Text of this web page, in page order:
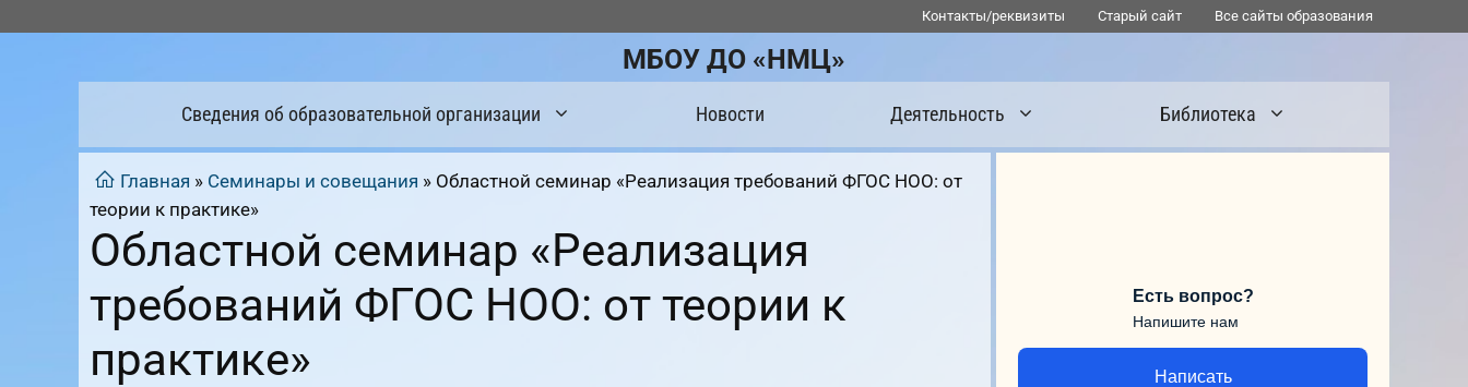
к
Контакты/реквизиты Старый сайт Все сайты образования
МБОУ ДО «НМЦ»
Сведения об образовательной организации Новости Деятельность Библиотека
Главная » Семинары и совещания » Областной семинар «Реализация требований ФГОС НОО: от
теории к практике»
Областной семинар «Реализация
требований ФГОС НОО: от теории к
практике»
Есть вопрос?
Напишите нам
Написать